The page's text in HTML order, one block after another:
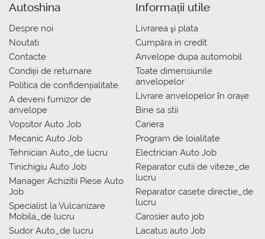
Autoshina
Despre noi
Noutati
Contacte
Condiții de returnare
Politica de confidențialitate
A deveni furnizor de
anvelope
Vopsitor Auto Job
Mecanic Auto Job
Tehnician Auto_de lucru
Tinichigiu Auto Job
Manager Achizitii Piese Auto
Job
Specialist la Vulcanizare
Mobila_de lucru
Sudor Auto_de lucru
Informații utile
Livrarea şi plata
Сumpăra in credit
Anvelope dupa automobil
Toate dimensiunile
anvelopelor
Livrare anvelopelor în orașe
Bine sa stii
Cariera
Program de loialitate
Electrician Auto Job
Reparator cutii de viteze_de
lucru
Reparator casete directie_de
lucru
Carosier auto job
Lacatus auto Job